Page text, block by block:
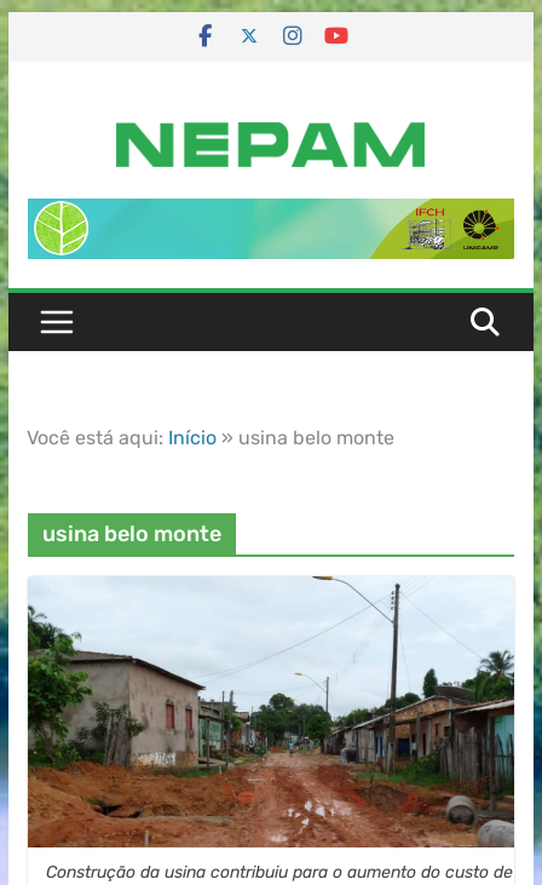
Você está aqui: Início» usina belo monte
usina belo monte
Construção da usina contribuiu para o aumento do custo de